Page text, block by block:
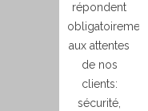
répondent
obligatoirement
aux attentes
de nos
clients:
sécurité,